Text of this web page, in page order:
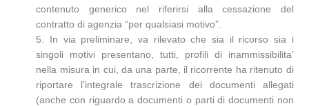
contenuto generico nel riferirsi alla cessazione del
contratto di agenzia “per qualsiasi motivo”.
5. In via preliminare, va rilevato che sia il ricorso sia i
singoli motivi presentano, tutti, profili di inammissibilita’
nella misura in cui, da una parte, il ricorrente ha ritenuto di
riportare l’integrale trascrizione dei documenti allegati
(anche con riguardo a documenti o parti di documenti non